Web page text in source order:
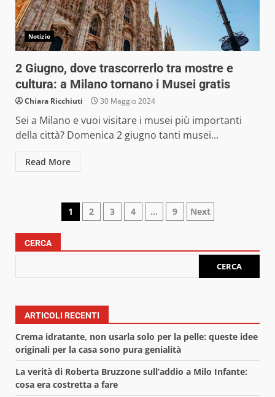
Notizie
2 Giugno, dove trascorrerlo tra mostre e
cultura: a Milano tornano i Musei gratis
Chiara Ricchiuti 30 Maggio 2024
Sei a Milano e vuoi visitare i musei più importanti
della città? Domenica 2 giugno tanti musei...
Read More
Paginazione
degli
articoli
1 2 3 4 … 9 Next
CERCA
CERCA
ARTICOLI RECENTI
Crema idratante, non usarla solo per la pelle: queste idee
originali per la casa sono pura genialità
La verità di Roberta Bruzzone sull’addio a Milo Infante:
cosa era costretta a fare